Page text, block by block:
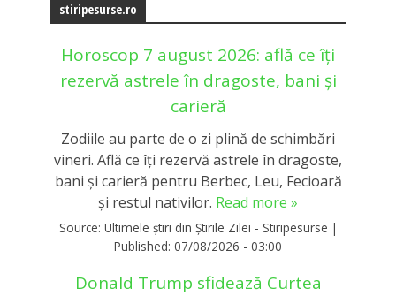
stiripesurse.ro
Horoscop 7 august 2026: află ce îți
rezervă astrele în dragoste, bani și
carieră
Zodiile au parte de o zi plină de schimbări
vineri. Află ce îți rezervă astrele în dragoste,
bani și carieră pentru Berbec, Leu, Fecioară
și restul nativilor. Read more »
Source: Ultimele știri din Știrile Zilei - Stiripesurse |
Published: 07/08/2026 - 03:00
Donald Trump sfidează Curtea